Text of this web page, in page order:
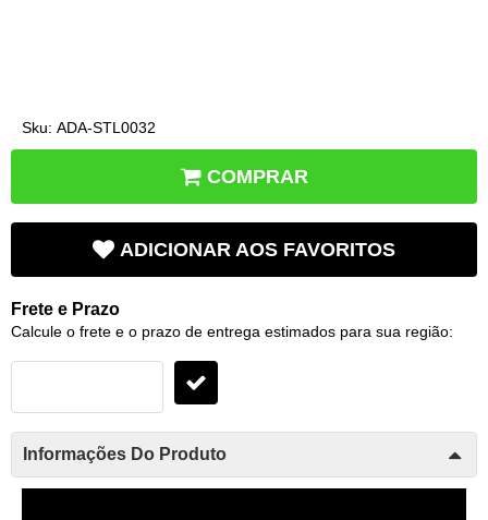
Sku: ADA-STL0032
COMPRAR
ADICIONAR AOS FAVORITOS
Frete e Prazo
Calcule o frete e o prazo de entrega estimados para sua região:
Informações Do Produto